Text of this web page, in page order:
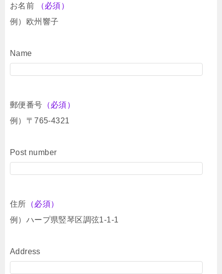
お名前
（必須）
例）欧州響子
Name
郵便番号 （必須）
例）〒765-4321
Post number
住所 （必須）
例）ハープ県竪琴区調弦1-1-1
Address